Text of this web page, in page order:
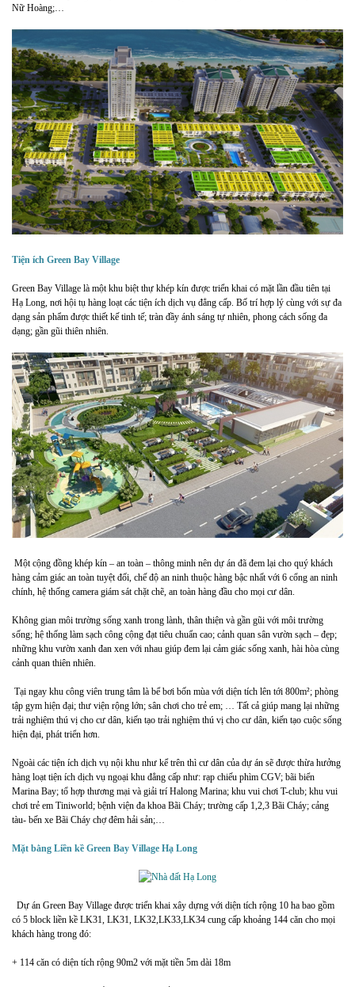
Nữ Hoàng;…
Tiện ích Green Bay Village
Green Bay Village là một khu biệt thự khép kín được triển khai có mặt lần đầu tiên tại
Hạ Long, nơi hội tụ hàng loạt các tiện ích dịch vụ đẳng cấp. Bố trí hợp lý cùng với sự đa
dạng sản phẩm được thiết kế tinh tế; tràn đầy ánh sáng tự nhiên, phong cách sống đa
dạng; gần gũi thiên nhiên.
Một cộng đồng khép kín – an toàn – thông minh nên dự án đã đem lại cho quý khách
hàng cảm giác an toàn tuyệt đối, chế độ an ninh thuộc hàng bậc nhất với 6 cổng an ninh
chính, hệ thống camera giám sát chặt chẽ, an toàn hàng đầu cho mọi cư dân.
Không gian môi trường sống xanh trong lành, thân thiện và gần gũi với môi trường
sống; hệ thống làm sạch công cộng đạt tiêu chuẩn cao; cảnh quan sân vườn sạch – đẹp;
những khu vườn xanh đan xen với nhau giúp đem lại cảm giác sống xanh, hài hòa cùng
cảnh quan thiên nhiên.
Tại ngay khu công viên trung tâm là bể bơi bốn mùa với diện tích lên tới 800m²; phòng
tập gym hiện đại; thư viện rộng lớn; sân chơi cho trẻ em; … Tất cả giúp mang lại những
trải nghiệm thú vị cho cư dân, kiến tạo trải nghiệm thú vị cho cư dân, kiến tạo cuộc sống
hiện đại, phát triển hơn.
Ngoài các tiện ích dịch vụ nội khu như kể trên thì cư dân của dự án sẽ được thừa hưởng
hàng loạt tiện ích dịch vụ ngoại khu đẳng cấp như: rạp chiếu phìm CGV; bãi biển
Marina Bay; tổ hợp thương mại và giải trí Halong Marina; khu vui chơi T-club; khu vui
chơi trẻ em Tiniworld; bệnh viện đa khoa Bãi Cháy; trường cấp 1,2,3 Bãi Cháy; cảng
tàu- bến xe Bãi Cháy chợ đêm hải sản;…
Mặt bằng Liền kề Green Bay Village Hạ Long
Dự án Green Bay Village được triển khai xây dựng với diện tích rộng 10 ha bao gồm
có 5 block liền kề LK31, LK31, LK32,LK33,LK34 cung cấp khoảng 144 căn cho mọi
khách hàng trong đó:
+ 114 căn có diện tích rộng 90m2 với mặt tiền 5m dài 18m